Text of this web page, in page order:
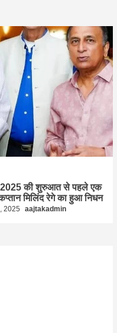
2025 की शुरुआत से पहले एक
मिलिंद रेगे का हुआ निधन
2025 aajtakadmin